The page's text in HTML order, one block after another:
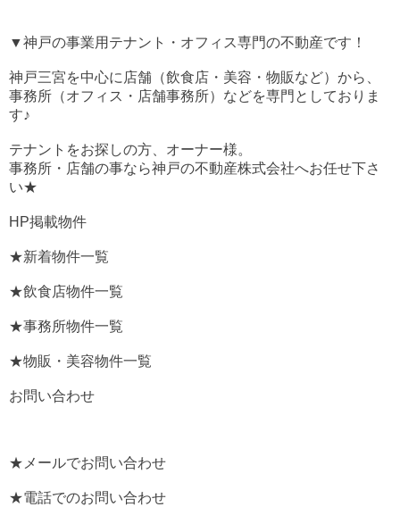
▼神戸の事業用テナント・オフィス専門の不動産です！
神戸三宮を中心に店舗（飲食店・美容・物販など）から、
事務所（オフィス・店舗事務所）などを専門としておりま
す♪
テナントをお探しの方、オーナー様。
事務所・店舗の事なら神戸の不動産株式会社へお任せ下さ
い★
HP掲載物件
★新着物件一覧
★飲食店物件一覧
★事務所物件一覧
★物販・美容物件一覧
お問い合わせ
★メールでお問い合わせ
★電話でのお問い合わせ